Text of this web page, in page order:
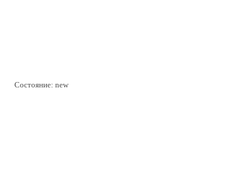
Состояние: new